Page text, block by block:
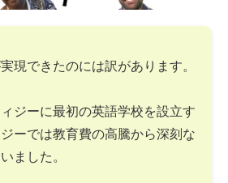
現できたのには訳があります。
ジーに最初の英語学校を設立す
ーでは教育費の高騰から深刻な
ました。